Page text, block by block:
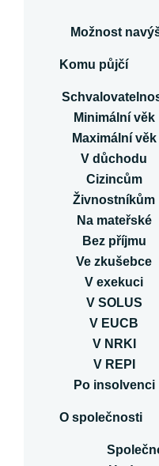
Možnost
Komu půjčí
Minimální věk
Maximální věk
V důchodu
Cizincům
Živnostníkům
Na mateřské
Bez příjmu
Ve zkušebce
V exekuci
V SOLUS
V EUCB
V NRKI
V REPI
Po insolvenci
O společnosti